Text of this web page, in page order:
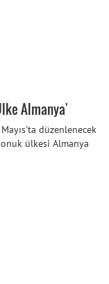
Almanya'
düzenlenecek
ülkesi Almanya